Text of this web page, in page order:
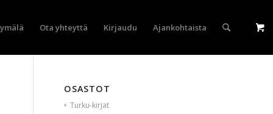
Ota yhteyttä Kirjaudu Ajankohtaista
OSASTOT
Turku-kirjat